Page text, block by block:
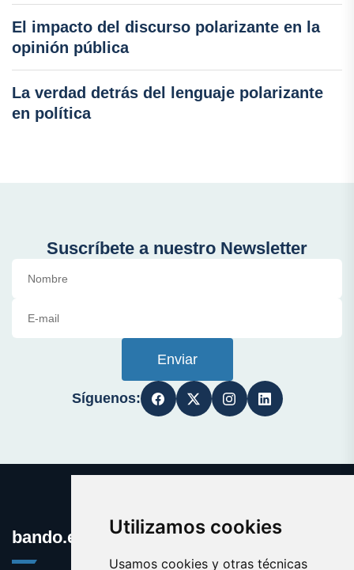
Utilizamos cookies
Usamos cookies y otras técnicas
El impacto del discurso polarizante en la
opinión pública
La verdad detrás del lenguaje polarizante
en política
Suscríbete a nuestro Newsletter
Enviar
Síguenos:
bando.es